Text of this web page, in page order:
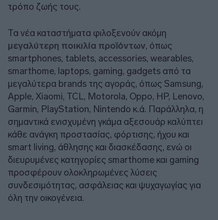
τρόπο ζωής τους.
Τα νέα καταστήματα φιλοξενούν ακόμη
μεγαλύτερη ποικιλία προϊόντων, όπως
smartphones, tablets, accessories, wearables,
smarthome, laptops, gaming, gadgets από τα
μεγαλύτερα brands της αγοράς, όπως Samsung,
Apple, Xiaomi, TCL, Motorola, Oppo, HP, Lenovo,
Garmin, PlayStation, Nintendo κ.ά. Παράλληλα, η
σημαντικά ενισχυμένη γκάμα αξεσουάρ καλύπτει
κάθε ανάγκη προστασίας, φόρτισης, ήχου και
smart living, άθλησης και διασκέδασης, ενώ οι
διευρυμένες κατηγορίες smarthome και gaming
προσφέρουν ολοκληρωμένες λύσεις
συνδεσιμότητας, ασφάλειας και ψυχαγωγίας για
όλη την οικογένεια.